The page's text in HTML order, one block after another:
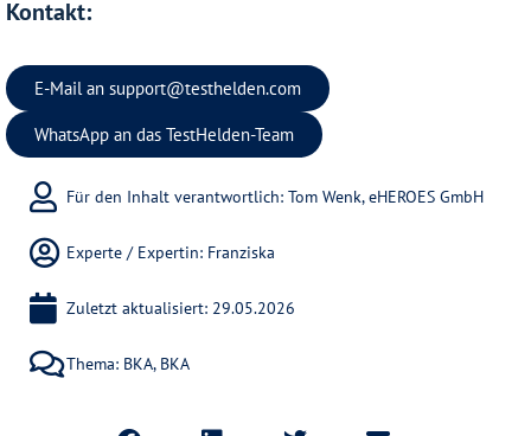
Kontakt:
E-Mail an support@testhelden.com
WhatsApp an das TestHelden-Team
Für den Inhalt verantwortlich: Tom Wenk, eHEROES GmbH
Experte / Expertin: Franziska
Zuletzt aktualisiert: 29.05.2026
Thema: BKA, BKA